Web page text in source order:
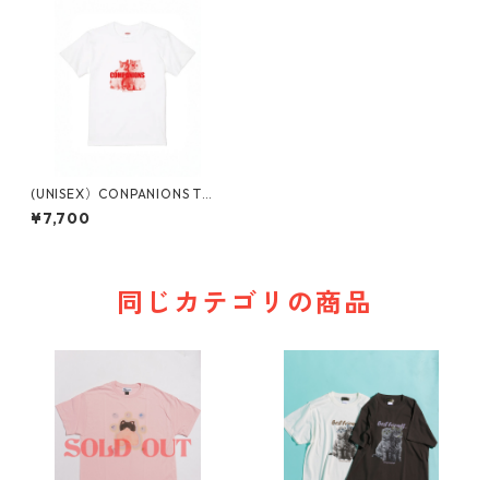
(UNISEX）CONPANIONS Tシ
ャツ
¥7,700
同じカテゴリの商品